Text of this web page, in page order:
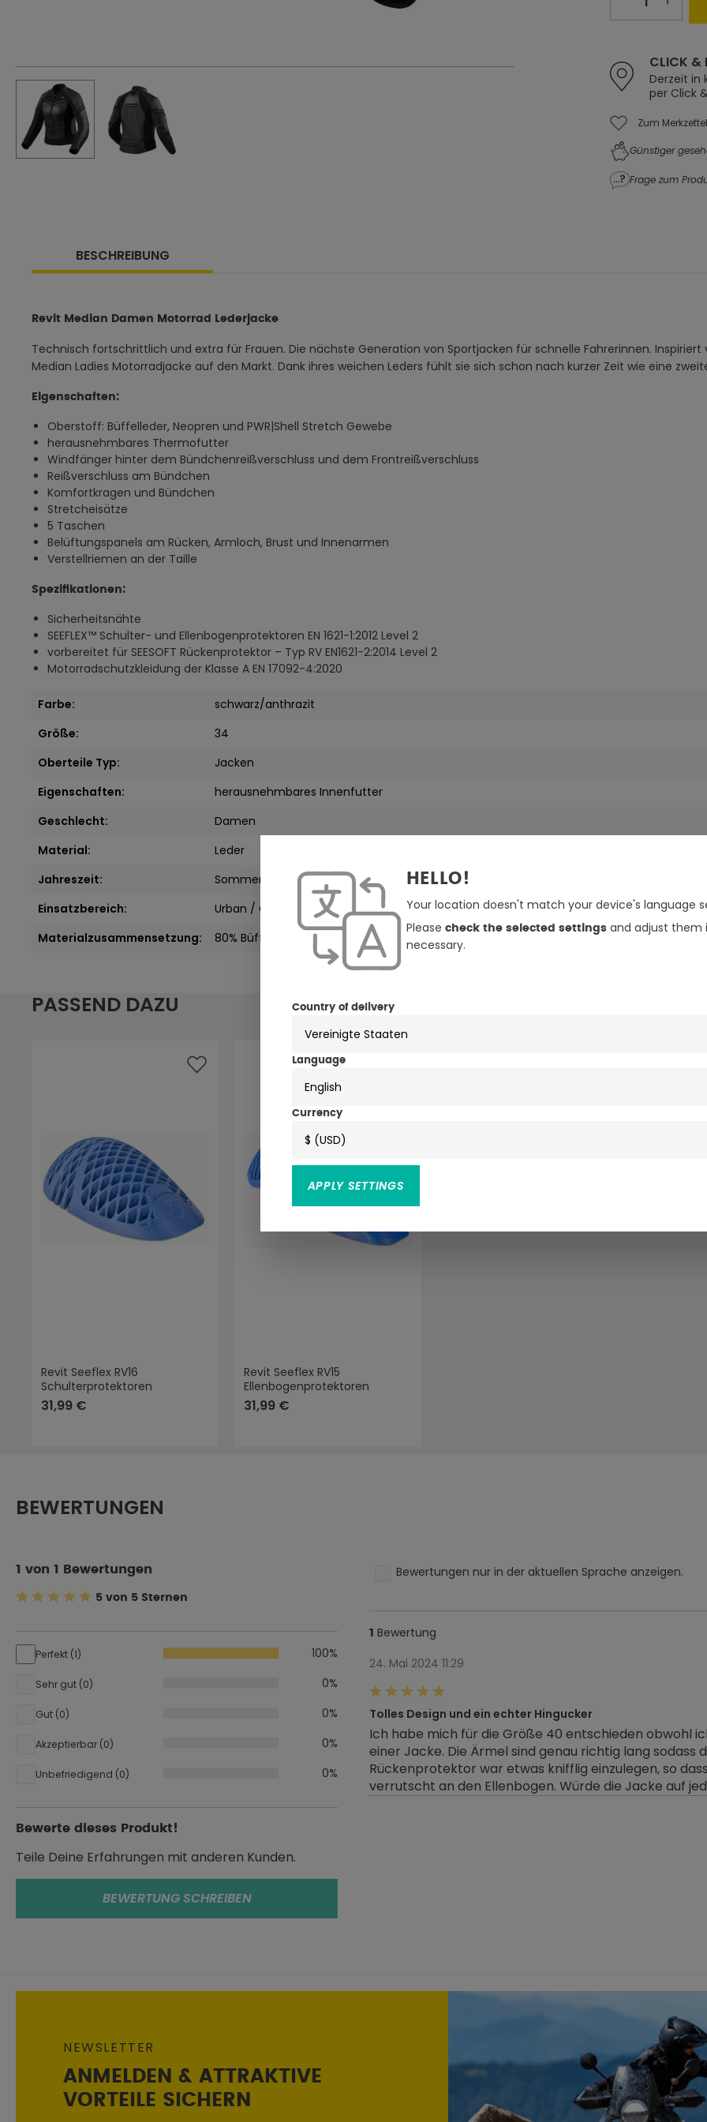
CLICK &
Derzeit in
per Click
Zum
Günstiger
Frage zum
BESCHREIBUNG
Revit Median Damen Motorrad Lederjacke
Technisch fortschrittlich und extra für Frauen. Die nächste Generation von Sportjacken für schnelle Fahrerinnen. Inspiriert
Median Ladies Motorradjacke auf den Markt. Dank ihres weichen Leders fühlt sie sich schon nach kurzer Zeit wie eine
Eigenschaften:
Oberstoff: Büffelleder, Neopren und PWR|Shell Stretch Gewebe
herausnehmbares Thermofutter
Windfänger hinter dem Bündchenreißverschluss und dem Frontreißverschluss
Reißverschluss am Bündchen
Komfortkragen und Bündchen
Stretcheisätze
5 Taschen
Belüftungspanels am Rücken, Armloch, Brust und Innenarmen
Verstellriemen an der Taille
Spezifikationen:
Sicherheitsnähte
SEEFLEX™ Schulter- und Ellenbogenprotektoren EN 1621-1:2012 Level 2
vorbereitet für SEESOFT Rückenprotektor – Typ RV EN1621-2:2014 Level 2
Motorradschutzkleidung der Klasse A EN 17092-4:2020
Farbe:
schwarz/anthrazit
Größe:
34
Oberteile Typ:
Jacken
Eigenschaften:
herausnehmbares Innenfutter
Geschlecht:
Damen
Material:
Leder
Jahreszeit:
Sommer
Einsatzbereich:
Urban / City
Materialzusammensetzung:
80% Büffelleder, 8% Polyester, 10% Nylon, 2% Elasthan Enthält nichttextile teile tierischen
PASSEND DAZU
Revit Seeflex RV16
Schulterprotektoren
31,99 €
Revit Seeflex RV15
Ellenbogenprotektoren
31,99 €
BEWERTUNGEN
1 von 1 Bewertungen
5 von 5 Sternen
Perfekt (1) 100%
Sehr gut (0) 0%
Gut (0) 0%
Akzeptierbar (0) 0%
Unbefriedigend (0) 0%
Bewerte dieses Produkt!
Teile Deine Erfahrungen mit anderen Kunden.
BEWERTUNG SCHREIBEN
Bewertungen nur in der aktuellen Sprache anzeigen.
1
Bewertung
24. Mai 2024 11:29
Bewertung mit 5 von 5 Sternen
Tolles Design und ein echter Hingucker
Ich habe mich für die Größe 40 entschieden obwohl
einer Jacke. Die Ärmel sind genau richtig lang sodass
Rückenprotektor war etwas knifflig einzulegen, so
verrutscht an den Ellenbogen. Würde die Jacke auf
NEWSLETTER
ANMELDEN & ATTRAKTIVE
VORTEILE SICHERN
HELLO!
Your location doesn't match your device's language
Please check the selected settingsand adjust them
necessary.
Country of delivery
Language
English
Currency
$ (USD)
APPLY SETTINGS